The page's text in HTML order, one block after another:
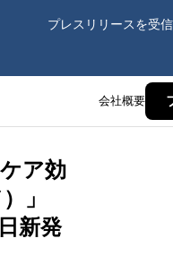
プレスリリースを受信
会社概要
ア効
」
新発